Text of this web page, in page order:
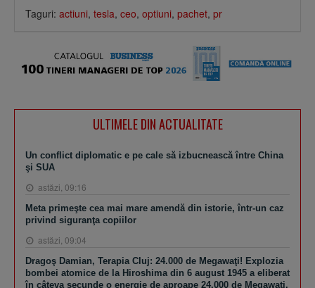
Taguri: actiuni, tesla, ceo, optiuni, pachet, pr
ULTIMELE DIN ACTUALITATE
Un conflict diplomatic e pe cale să izbucnească între China
şi SUA
astăzi, 09:16
Meta primeşte cea mai mare amendă din istorie, într-un caz
privind siguranţa copiilor
astăzi, 09:04
Dragoş Damian, Terapia Cluj: 24.000 de Megawaţi! Explozia
bombei atomice de la Hiroshima din 6 august 1945 a eliberat
în câteva secunde o energie de aproape 24.000 de Megawaţi.